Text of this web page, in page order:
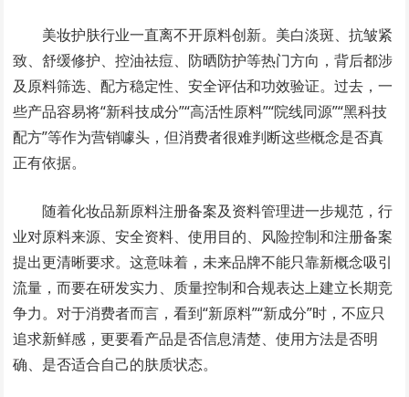
美妆护肤行业一直离不开原料创新。美白淡斑、抗皱紧
致、舒缓修护、控油祛痘、防晒防护等热门方向，背后都涉
及原料筛选、配方稳定性、安全评估和功效验证。过去，一
些产品容易将“新科技成分”“高活性原料”“院线同源”“黑科技
配方”等作为营销噱头，但消费者很难判断这些概念是否真
正有依据。
随着化妆品新原料注册备案及资料管理进一步规范，行
业对原料来源、安全资料、使用目的、风险控制和注册备案
提出更清晰要求。这意味着，未来品牌不能只靠新概念吸引
流量，而要在研发实力、质量控制和合规表达上建立长期竞
争力。对于消费者而言，看到“新原料”“新成分”时，不应只
追求新鲜感，更要看产品是否信息清楚、使用方法是否明
确、是否适合自己的肤质状态。